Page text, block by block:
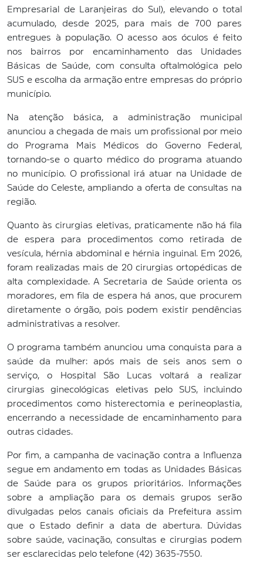
Empresarial de Laranjeiras do Sul), elevando o total
acumulado, desde 2025, para mais de 700 pares
entregues à população. O acesso aos óculos é feito
nos bairros por encaminhamento das Unidades
Básicas de Saúde, com consulta oftalmológica pelo
SUS e escolha da armação entre empresas do próprio
município.
Na atenção básica, a administração municipal
anunciou a chegada de mais um profissional por meio
do Programa Mais Médicos do Governo Federal,
tornando-se o quarto médico do programa atuando
no município. O profissional irá atuar na Unidade de
Saúde do Celeste, ampliando a oferta de consultas na
região.
Quanto às cirurgias eletivas, praticamente não há fila
de espera para procedimentos como retirada de
vesícula, hérnia abdominal e hérnia inguinal. Em 2026,
foram realizadas mais de 20 cirurgias ortopédicas de
alta complexidade. A Secretaria de Saúde orienta os
moradores, em fila de espera há anos, que procurem
diretamente o órgão, pois podem existir pendências
administrativas a resolver.
O programa também anunciou uma conquista para a
saúde da mulher: após mais de seis anos sem o
serviço, o Hospital São Lucas voltará a realizar
cirurgias ginecológicas eletivas pelo SUS, incluindo
procedimentos como histerectomia e perineoplastia,
encerrando a necessidade de encaminhamento para
outras cidades.
Por fim, a campanha de vacinação contra a Influenza
segue em andamento em todas as Unidades Básicas
de Saúde para os grupos prioritários. Informações
sobre a ampliação para os demais grupos serão
divulgadas pelos canais oficiais da Prefeitura assim
que o Estado definir a data de abertura. Dúvidas
sobre saúde, vacinação, consultas e cirurgias podem
ser esclarecidas pelo telefone (42) 3635-7550.